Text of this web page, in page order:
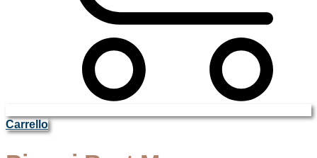
Carrello